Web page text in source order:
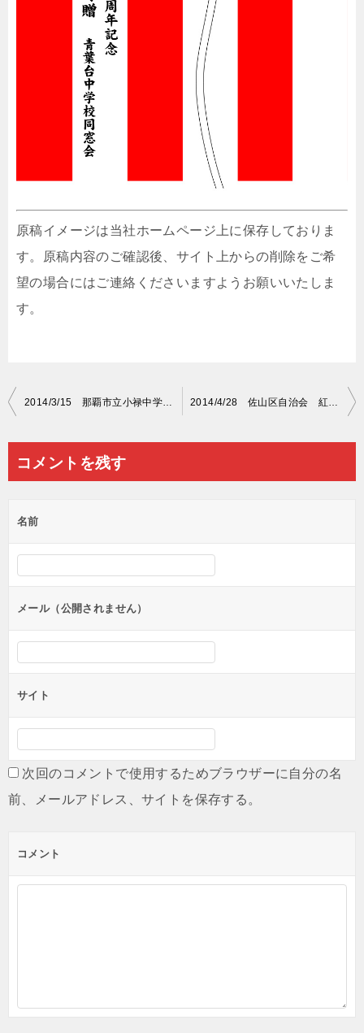
原稿イメージは当社ホームページ上に保存しておりま
す。原稿内容のご確認後、サイト上からの削除をご希
望の場合にはご連絡くださいますようお願いいたしま
す。
投
ビ
ー
シ
ョ
ン
2014/3/15 那覇市立小禄中学校 紅白名入れ原稿 2014/4/28 佐山区自治会 紅白名入れ原稿
コメントを残す
名前
メール（公開されません）
サイト
次回のコメントで使用するためブラウザーに自分の名
前、メールアドレス、サイトを保存する。
コメント